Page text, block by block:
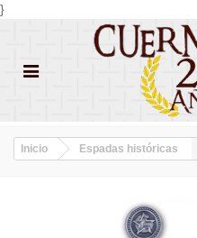
}
Inicio Espadas históricas